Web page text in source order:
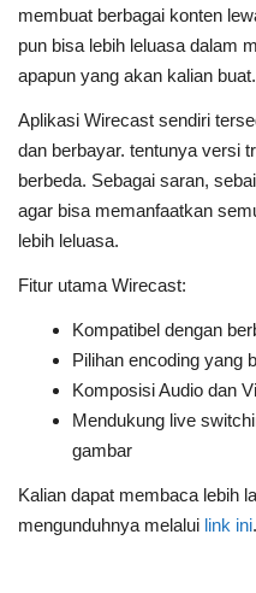
membuat berbagai konten
pun bisa lebih leluasa dalam
apapun yang akan kalian buat.
Aplikasi Wirecast sendiri
dan berbayar. tentunya versi
berbeda. Sebagai saran,
agar bisa memanfaatkan
lebih leluasa.
Fitur utama Wirecast:
Kompatibel dengan
Pilihan encoding yang
Komposisi Audio dan
Mendukung live
gambar
Kalian dapat membaca lebih
mengunduhnya melalui link ini.